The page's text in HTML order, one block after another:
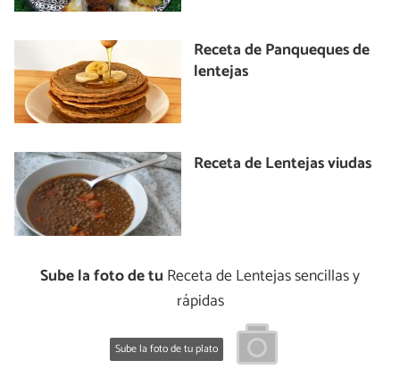
Receta de Panqueques de
lentejas
Receta de Lentejas viudas
Sube la foto de tu Receta de Lentejas sencillas y
rápidas
Sube la foto de tu plato